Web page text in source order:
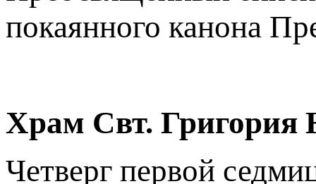
покаянного канона
Храм Свт. Григория
Четверг первой